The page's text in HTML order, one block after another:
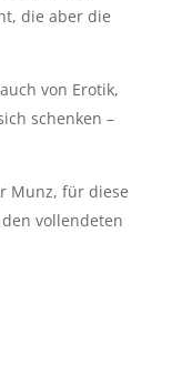
die aber die
von Erotik,
schenken –
Munz, für diese
vollendeten